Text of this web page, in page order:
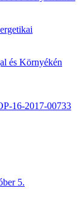
és Környékén
16-2017-00733
5.